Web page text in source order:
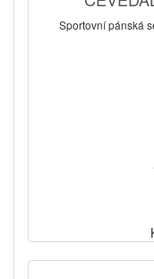
Sportovní pánská